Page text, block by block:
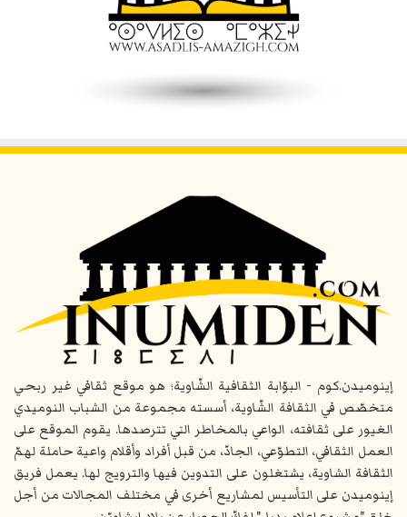
إينوميدن.كوم - البوّابة الثقافية الشّاوية؛ هو موقع ثقافي غير ربحي
متخصّص في الثقافة الشّاوية، أسسته مجموعة من الشباب النوميدي
الغيور على ثقافته، الواعي بالمخاطر التي تترصدها. يقوم الموقع على
العمل الثقافي، التطوّعي، الجادّ، من قبل أفراد وأقلام واعية حاملة لهمّ
الثقافة الشاوية، يشتغلون على التدوين فيها والترويج لها. يعمل فريق
إينوميدن على التأسيس لمشاريع أخرى في مختلف المجالات من أجل